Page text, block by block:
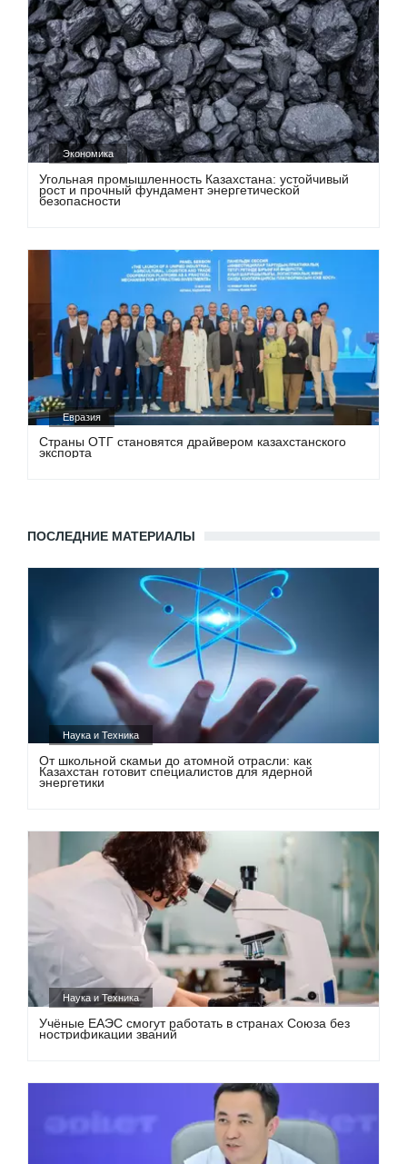
Экономика
Угольная промышленность Казахстана: устойчивый
рост и прочный фундамент энергетической
безопасности
Евразия
Страны ОТГ становятся драйвером казахстанского
экспорта
ПОСЛЕДНИЕ МАТЕРИАЛЫ
Наука и Техника
От школьной скамьи до атомной отрасли: как
Казахстан готовит специалистов для ядерной
энергетики
Наука и Техника
Учёные ЕАЭС смогут работать в странах Союза без
нострификации званий